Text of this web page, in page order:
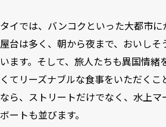
タイでは、バンコクといった大都市
屋台は多く、朝から夜まで、おいしそ
います。そして、旅人たちも異国情緒
くてリーズナブルな食事をいただくこ
なら、ストリートだけでなく、水上
ボートも並びます。